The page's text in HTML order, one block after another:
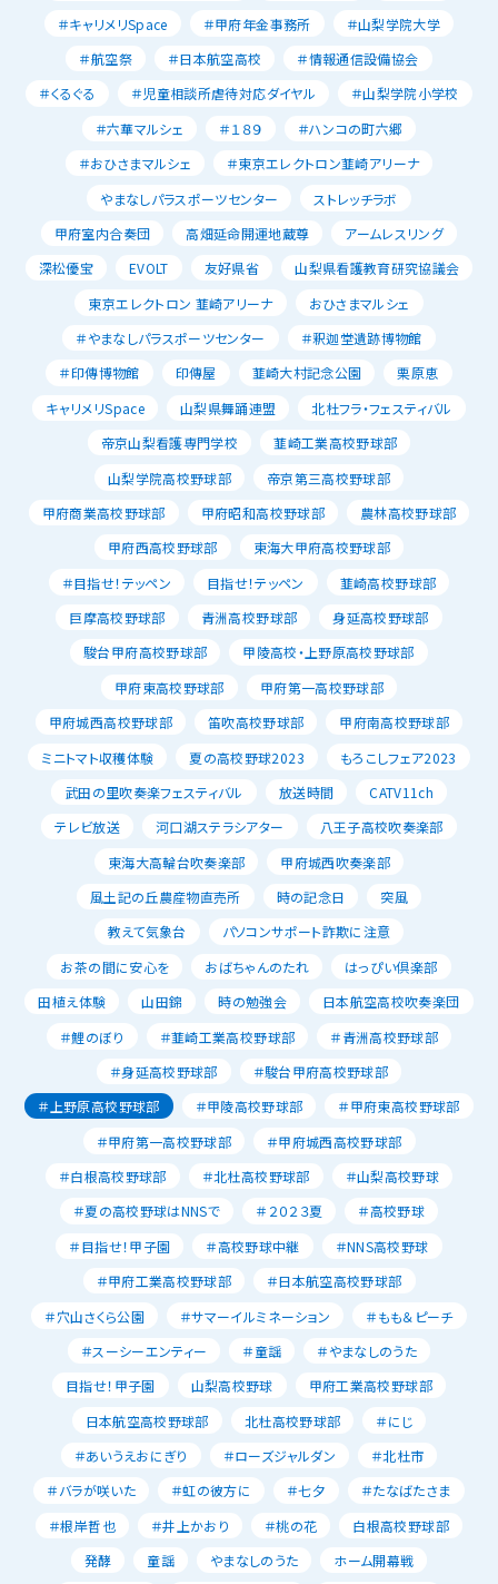
＃キャリメリSpace
＃甲府年金事務所
＃山梨学院大学
＃航空祭
＃日本航空高校
＃情報通信設備協会
＃くるぐる
＃児童相談所虐待対応ダイヤル
＃山梨学院小学校
＃六華マルシェ
＃１８９
＃ハンコの町六郷
＃おひさまマルシェ
＃東京エレクトロン韮崎アリーナ
やまなしパラスポーツセンター
ストレッチラボ
甲府室内合奏団
高畑延命開運地蔵尊
アームレスリング
深松優宝
EVOLT 友好県省
山梨県看護教育研究協議会
東京エレクトロン 韮崎アリーナ
おひさまマルシェ
＃やまなしパラスポーツセンター
＃釈迦堂遺跡博物館
＃印傳博物館
印傳屋 韮崎大村記念公園
栗原恵
キャリメリSpace
山梨県舞踊連盟
北杜フラ・フェスティバル
帝京山梨看護専門学校
韮崎工業高校野球部
山梨学院高校野球部
帝京第三高校野球部
甲府商業高校野球部
甲府昭和高校野球部
農林高校野球部
甲府西高校野球部
東海大甲府高校野球部
＃目指せ！テッペン
目指せ！テッペン
韮崎高校野球部
巨摩高校野球部
青洲高校野球部
身延高校野球部
駿台甲府高校野球部
甲陵高校・上野原高校野球部
甲府東高校野球部
甲府第一高校野球部
甲府城西高校野球部
笛吹高校野球部
甲府南高校野球部
ミニトマト収穫体験
夏の高校野球2023
もろこしフェア2023
武田の里吹奏楽フェスティバル
放送時間
CATV11ch
テレビ放送
河口湖ステラシアター
八王子高校吹奏楽部
東海大高輪台吹奏楽部
甲府城西吹奏楽部
風土記の丘農産物直売所
時の記念日
突風
教えて気象台
パソコンサポート詐欺に注意
お茶の間に安心を
おばちゃんのたれ
はっぴい倶楽部
田植え体験
山田錦 時の勉強会
日本航空高校吹奏楽団
＃鯉のぼり
＃韮崎工業高校野球部
＃青洲高校野球部
＃身延高校野球部
＃駿台甲府高校野球部
＃上野原高校野球部
＃甲陵高校野球部
＃甲府東高校野球部
＃甲府第一高校野球部
＃甲府城西高校野球部
＃白根高校野球部
＃北杜高校野球部
＃山梨高校野球
＃夏の高校野球はNNSで
＃２０２３夏
＃高校野球
＃目指せ！甲子園
＃高校野球中継
＃NNS高校野球
＃甲府工業高校野球部
＃日本航空高校野球部
＃穴山さくら公園
＃サマーイルミネーション
＃もも＆ピーチ
＃スーシーエンティー
＃童謡
＃やまなしのうた
目指せ！甲子園
山梨高校野球
甲府工業高校野球部
日本航空高校野球部
北杜高校野球部
＃にじ
＃あいうえおにぎり
＃ローズジャルダン
＃北杜市
＃バラが咲いた
＃虹の彼方に ＃七夕
＃たなばたさま
＃根岸哲也
＃井上かおり ＃桃の花
白根高校野球部
発酵
童謡 やまなしのうた
ホーム開幕戦